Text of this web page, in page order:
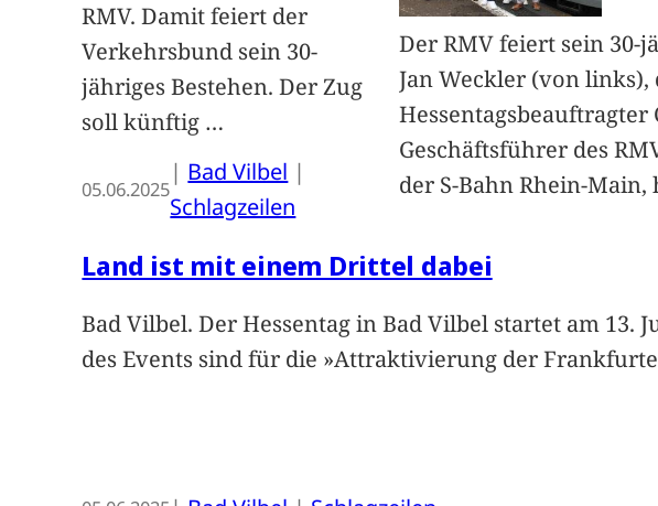
RMV. Damit feiert der
Verkehrsbund sein 30-
jähriges Bestehen. Der Zug
soll künftig …
05.06.2025
| Bad Vilbel
Schlagzeilen
Der RMV feiert sein 30-
Jan Weckler (von links),
Geschäftsführer des
der S-Bahn Rhein-Main,
Land ist mit einem Drittel dabei
Bad Vilbel. Der Hessentag in Bad Vilbel startet am 13.
des Events sind für die »Attraktivierung der